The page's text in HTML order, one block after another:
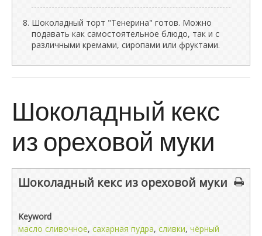
Шоколадный торт "Тенерина" готов. Можно
подавать как самостоятельное блюдо, так и с
различными кремами, сиропами или фруктами.
Шоколадный кекс
из ореховой муки
Шоколадный кекс из ореховой муки
Keyword
масло сливочное, сахарная пудра, сливки, чёрный